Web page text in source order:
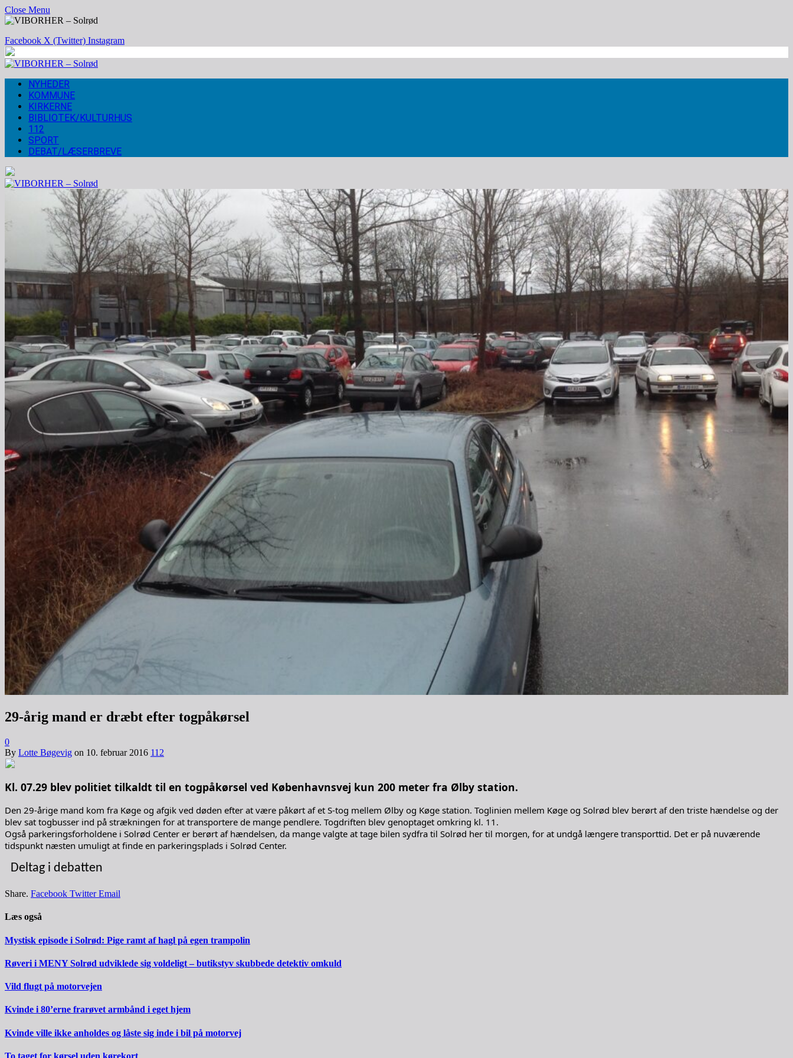
Close Menu
Facebook X (Twitter) Instagram
NYHEDER
KOMMUNE
KIRKERNE
BIBLIOTEK/KULTURHUS
112
SPORT
DEBAT/LÆSERBREVE
29-årig mand er dræbt efter togpåkørsel
0
By Lotte Bøgevig on 10. februar 2016 112
Kl. 07.29 blev politiet tilkaldt til en togpåkørsel ved Københavnsvej kun 200 meter fra Ølby station.
Den 29-årige mand kom fra Køge og afgik ved døden efter at være påkørt af et S-tog mellem Ølby og Køge station. Toglinien mellem Køge og Solrød blev berørt af den triste hændelse og der
blev sat togbusser ind på strækningen for at transportere de mange pendlere. Togdriften blev genoptaget omkring kl. 11.
Også parkeringsforholdene i Solrød Center er berørt af hændelsen, da mange valgte at tage bilen sydfra til Solrød her til morgen, for at undgå længere transporttid. Det er på nuværende
tidspunkt næsten umuligt at finde en parkeringsplads i Solrød Center.
Deltag i debatten
Share. Facebook Twitter Email
Læs også
Mystisk episode i Solrød: Pige ramt af hagl på egen trampolin
Røveri i MENY Solrød udviklede sig voldeligt – butikstyv skubbede detektiv omkuld
Vild flugt på motorvejen
Kvinde i 80’erne frarøvet armbånd i eget hjem
Kvinde ville ikke anholdes og låste sig inde i bil på motorvej
To taget for kørsel uden kørekort